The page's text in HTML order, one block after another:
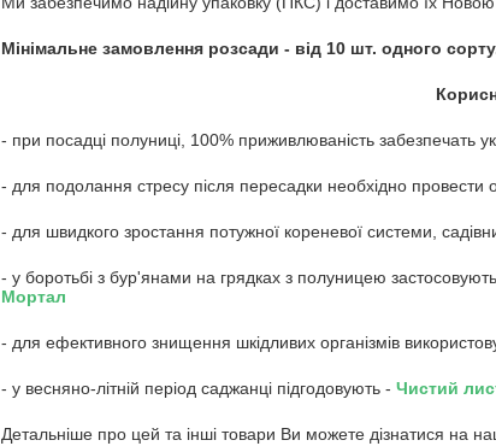
Мінімальне замовлення розсади - від 10 шт. одного
- при посадці полуниці, 100% приживлюваність забезпечать
- для подолання стресу після пересадки необхідно провести
- для швидкого зростання потужної кореневої системи,
- у боротьбі з бур'янами на грядках з полуницею застосовують
Мортал
- для ефективного знищення шкідливих організмів
- у весняно-літній період саджанці підгодовують - Чистий
Детальніше про цей та інші товари Ви можете дізнатися на